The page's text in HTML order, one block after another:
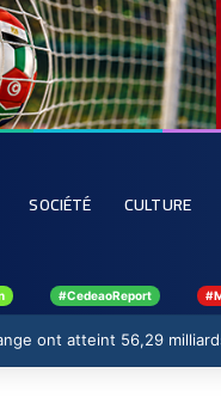
SOCIÉTÉ CULTURE
#CedeaoReport
ont atteint 56,29